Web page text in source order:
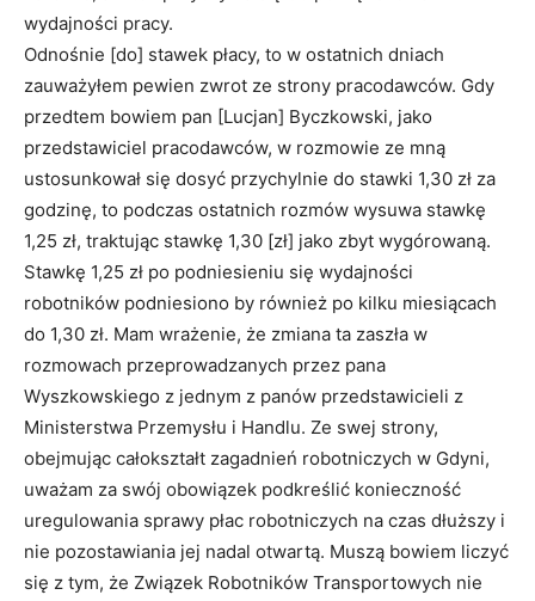
wydajności pracy.
Odnośnie [do] stawek płacy, to w ostatnich dniach
zauważyłem pewien zwrot ze strony pracodawców. Gdy
przedtem bowiem pan [Lucjan] Byczkowski, jako
przedstawiciel pracodawców, w rozmowie ze mną
ustosun­kował się dosyć przychylnie do stawki 1,30 zł za
godzinę, to podczas ostatnich rozmów wysuwa stawkę
1,25 zł, traktując stawkę 1,30 [zł] jako zbyt wygórowaną.
Stawkę 1,25 zł po podniesieniu się wydajności
robotników podniesiono by również po kilku miesiącach
do 1,30 zł. Mam wrażenie, że zmiana ta zaszła w
rozmowach prze­prowadzanych przez pana
Wyszkowskiego z jednym z panów przedstawicieli z
Ministerstwa Przemysłu i Handlu. Ze swej strony,
obejmując całokształt zagadnień robotniczych w Gdyni,
uważam za swój obowiązek podkreślić konieczność
uregulowania sprawy płac robotniczych na czas dłuższy i
nie pozostawiania jej nadal otwartą. Muszą bowiem liczyć
się z tym, że Związek Robotników Transportowych nie